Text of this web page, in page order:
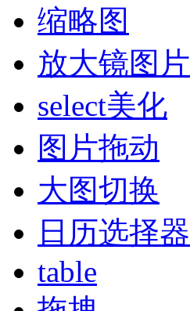
缩略图
放大镜图片
select美化
图片拖动
大图切换
日历选择器
table